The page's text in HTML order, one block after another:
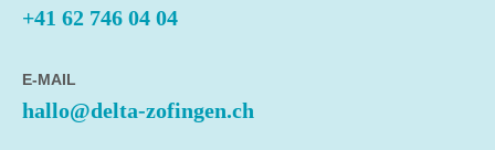
+41 62 746 04 04
E-MAIL
hallo@delta-zofingen.ch